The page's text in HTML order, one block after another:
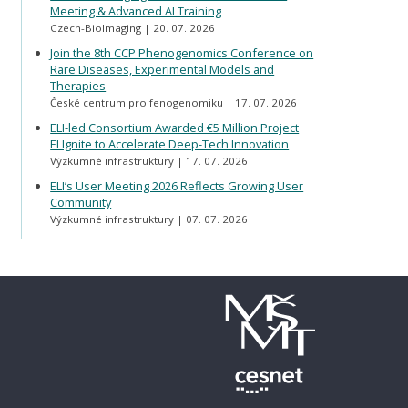
Meeting & Advanced AI Training
Czech-BioImaging 20. 07. 2026
Join the 8th CCP Phenogenomics Conference on
Rare Diseases, Experimental Models and
Therapies
České centrum pro fenogenomiku 17. 07. 2026
ELI-led Consortium Awarded €5 Million Project
ELIgnite to Accelerate Deep-Tech Innovation
Výzkumné infrastruktury 17. 07. 2026
ELI’s User Meeting 2026 Reflects Growing User
Community
Výzkumné infrastruktury 07. 07. 2026